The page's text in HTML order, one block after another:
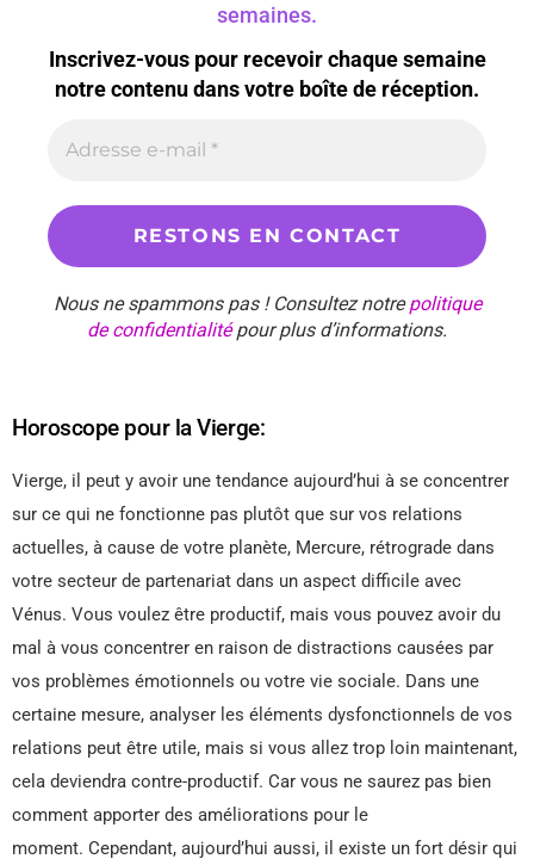
semaines.
Inscrivez-vous pour recevoir chaque semaine
notre contenu dans votre boîte de réception.
Nous ne spammons pas ! Consultez notrepolitique
de confidentialitépour plus d’informations.
Horoscope pour la Vierge:
Vierge, il peut y avoir une tendance aujourd’hui à se concentrer
sur ce qui ne fonctionne pas plutôt que sur vos relations
actuelles, à cause de votre planète, Mercure, rétrograde dans
votre secteur de partenariat dans un aspect difficile avec
Vénus. Vous voulez être productif, mais vous pouvez avoir du
mal à vous concentrer en raison de distractions causées par
vos problèmes émotionnels ou votre vie sociale. Dans une
certaine mesure, analyser les éléments dysfonctionnels de vos
relations peut être utile, mais si vous allez trop loin maintenant,
cela deviendra contre-productif. Car vous ne saurez pas bien
comment apporter des améliorations pour le
moment. Cependant, aujourd’hui aussi, il existe un fort désir qui